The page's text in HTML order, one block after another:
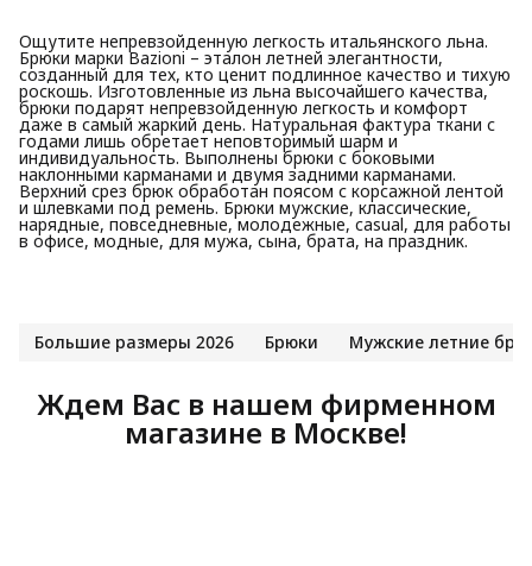
Ощутите непревзойденную легкость итальянского льна.
Брюки марки Bazioni – эталон летней элегантности,
созданный для тех, кто ценит подлинное качество и тихую
роскошь. Изготовленные из льна высочайшего качества,
брюки подарят непревзойденную легкость и комфорт
даже в самый жаркий день. Натуральная фактура ткани с
годами лишь обретает неповторимый шарм и
индивидуальность. Выполнены брюки с боковыми
наклонными карманами и двумя задними карманами.
Верхний срез брюк обработан поясом с корсажной лентой
и шлевками под ремень. Брюки мужские, классические,
нарядные, повседневные, молодежные, casual, для работы
в офисе, модные, для мужа, сына, брата, на праздник.
Большие размеры 2026 Брюки Мужские летние
Ждем Вас в нашем фирменном
магазине в Москве!